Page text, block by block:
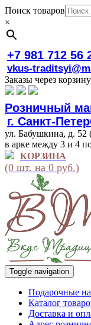
Поиск товаров
×
+7 981 712 56
vkus-
Заказы через
Розничный
г. Санкт-
ул. Бабушкина, д. 52
в арке между 3 и 4
КОРЗИНА
(0 шт. на 0 руб.)
Toggle navigation
Подарочные
Каталог
Доставка и